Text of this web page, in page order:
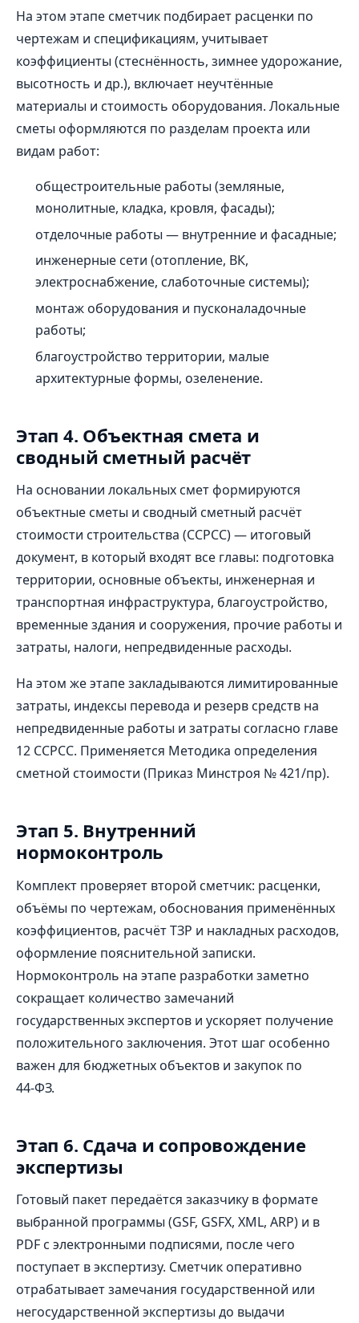
На этом этапе сметчик подбирает расценки по
чертежам и спецификациям, учитывает
коэффициенты (стеснённость, зимнее удорожание,
высотность и др.), включает неучтённые
материалы и стоимость оборудования. Локальные
сметы оформляются по разделам проекта или
видам работ:
общестроительные работы (земляные,
монолитные, кладка, кровля, фасады);
отделочные работы — внутренние и фасадные;
инженерные сети (отопление, ВК,
электроснабжение, слаботочные системы);
монтаж оборудования и пусконаладочные
работы;
благоустройство территории, малые
архитектурные формы, озеленение.
Этап 4. Объектная смета и
сводный сметный расчёт
На основании локальных смет формируются
объектные сметы и сводный сметный расчёт
стоимости строительства (ССРСС) — итоговый
документ, в который входят все главы: подготовка
территории, основные объекты, инженерная и
транспортная инфраструктура, благоустройство,
временные здания и сооружения, прочие работы и
затраты, налоги, непредвиденные расходы.
На этом же этапе закладываются лимитированные
затраты, индексы перевода и резерв средств на
непредвиденные работы и затраты согласно главе
12 ССРСС. Применяется Методика определения
сметной стоимости (Приказ Минстроя № 421/пр).
Этап 5. Внутренний
нормоконтроль
Комплект проверяет второй сметчик: расценки,
объёмы по чертежам, обоснования применённых
коэффициентов, расчёт ТЗР и накладных расходов,
оформление пояснительной записки.
Нормоконтроль на этапе разработки заметно
сокращает количество замечаний
государственных экспертов и ускоряет получение
положительного заключения. Этот шаг особенно
важен для бюджетных объектов и закупок по
44‑ФЗ.
Этап 6. Сдача и сопровождение
экспертизы
Готовый пакет передаётся заказчику в формате
выбранной программы (GSF, GSFX, XML, ARP) и в
PDF с электронными подписями, после чего
поступает в экспертизу. Сметчик оперативно
отрабатывает замечания государственной или
негосударственной экспертизы до выдачи